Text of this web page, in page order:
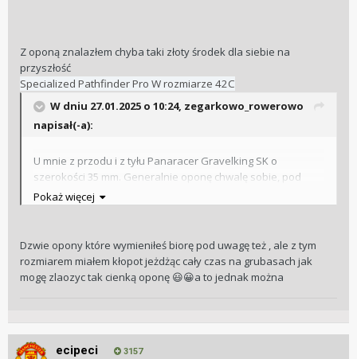
Z oponą znalazłem chyba taki złoty środek dla siebie na
przyszłość
Specialized Pathfinder Pro W rozmiarze 42C
W dniu 27.01.2025 o 10:24, zegarkowo_rowerowo
napisał(-a):
U mnie z przodu i z tyłu Panaracer Gravelking SK o
szerokości 35 mm. Generalnie oponę chwalę sobie, pod
warunkiem, że nie wjeżdża się w trudniejszy teren. To raczej
szybka opona, na suchy i utwardzony szuter, no i
zmianą opon i u mnie wybór padł na Tufo Thundero HD, o
szerokości 40 mm, o której słyszałem dużo dobrego. No i
plan jest taki, żeby przy tej okazji z mlekiem popróbować…
Pokaż więcej
Dzwie opony które wymieniłeś biorę pod uwagę też , ale z tym
rozmiarem miałem kłopot jeżdżąc cały czas na grubasach jak
mogę zlaozyc tak cienką oponę 😃😀a to jednak można
ecipeci 3157